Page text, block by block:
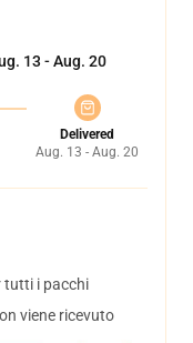
13 - Aug. 20
Delivered
Aug. 13 - Aug. 20
tutti i pacchi
viene ricevuto